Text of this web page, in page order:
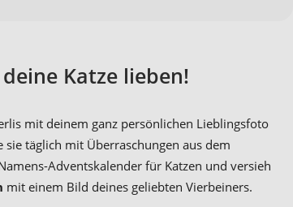
Katze lieben!
mit deinem ganz persönlichen Lieblingsfoto
täglich mit Überraschungen aus dem
Adventskalender für Katzen und versieh
mit einem Bild deines geliebten Vierbeiners.